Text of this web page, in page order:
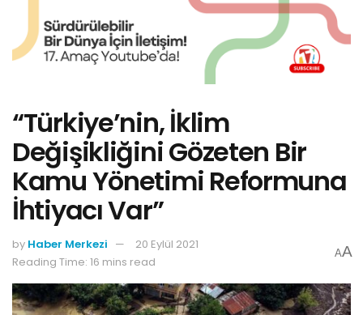
“Türkiye’nin, İklim
Değişikliğini Gözeten Bir
Kamu Yönetimi Reformuna
İhtiyacı Var”
by Haber Merkezi
20 Eylül 2021
Reading Time: 16 mins read
AA